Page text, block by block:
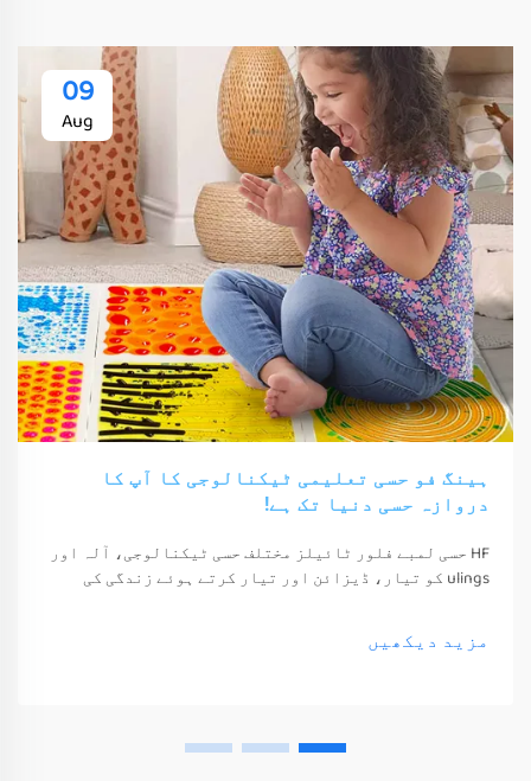
09
Aug
ہینگ فو حسی تعلیمی ٹیکنالوجی کا آپ کا
دروازہ حسی دنیا تک ہے!
HF حسی لمبے فلور ٹائیلز مختلف حسی ٹیکنالوجی، آلہ اور
ulings کو تیار، ڈیزائن اور تیار کرتے ہوئے زندگی کی
مزید دیکھیں